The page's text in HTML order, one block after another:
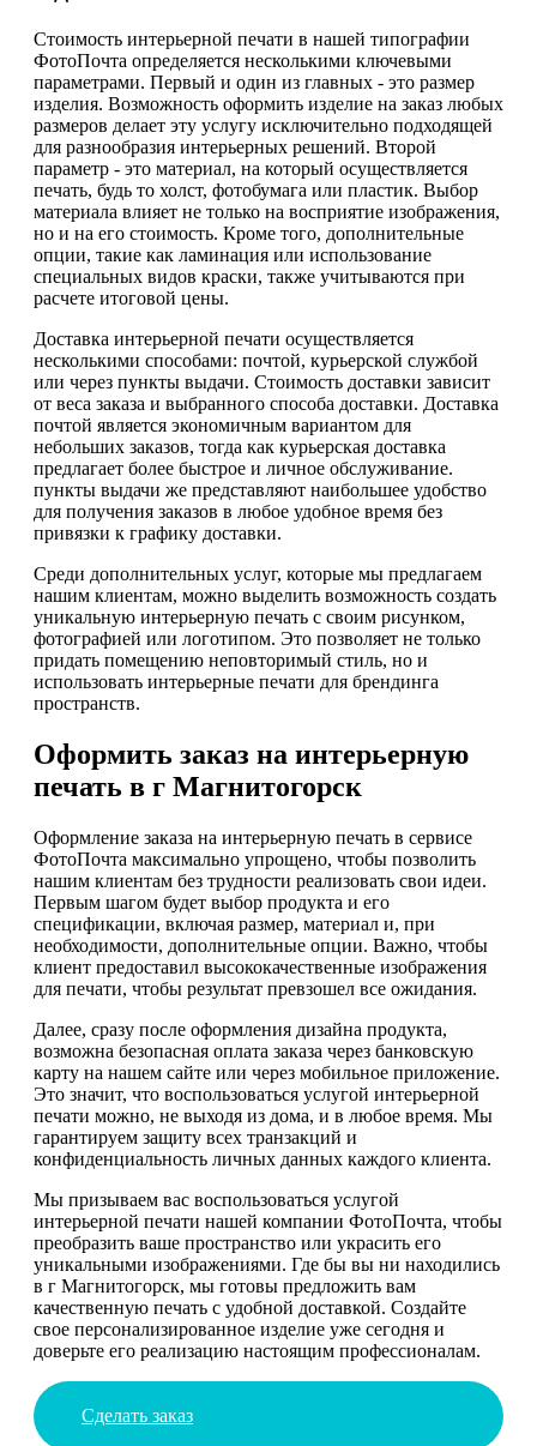
Стоимость интерьерной печати в нашей типографии
ФотоПочта определяется несколькими ключевыми
параметрами. Первый и один из главных - это размер
изделия. Возможность оформить изделие на заказ любых
размеров делает эту услугу исключительно подходящей
для разнообразия интерьерных решений. Второй
параметр - это материал, на который осуществляется
печать, будь то холст, фотобумага или пластик. Выбор
материала влияет не только на восприятие изображения,
но и на его стоимость. Кроме того, дополнительные
опции, такие как ламинация или использование
специальных видов краски, также учитываются при
расчете итоговой цены.
Доставка интерьерной печати осуществляется
несколькими способами: почтой, курьерской службой
или через пункты выдачи. Стоимость доставки зависит
от веса заказа и выбранного способа доставки. Доставка
почтой является экономичным вариантом для
небольших заказов, тогда как курьерская доставка
предлагает более быстрое и личное обслуживание.
пункты выдачи же представляют наибольшее удобство
для получения заказов в любое удобное время без
привязки к графику доставки.
Среди дополнительных услуг, которые мы предлагаем
нашим клиентам, можно выделить возможность создать
уникальную интерьерную печать с своим рисунком,
фотографией или логотипом. Это позволяет не только
придать помещению неповторимый стиль, но и
использовать интерьерные печати для брендинга
пространств.
Оформить заказ на интерьерную
печать в г Магнитогорск
Оформление заказа на интерьерную печать в сервисе
ФотоПочта максимально упрощено, чтобы позволить
нашим клиентам без трудности реализовать свои идеи.
Первым шагом будет выбор продукта и его
спецификации, включая размер, материал и, при
необходимости, дополнительные опции. Важно, чтобы
клиент предоставил высококачественные изображения
для печати, чтобы результат превзошел все ожидания.
Далее, сразу после оформления дизайна продукта,
возможна безопасная оплата заказа через банковскую
карту на нашем сайте или через мобильное приложение.
Это значит, что воспользоваться услугой интерьерной
печати можно, не выходя из дома, и в любое время. Мы
гарантируем защиту всех транзакций и
конфиденциальность личных данных каждого клиента.
Мы призываем вас воспользоваться услугой
интерьерной печати нашей компании ФотоПочта, чтобы
преобразить ваше пространство или украсить его
уникальными изображениями. Где бы вы ни находились
в г Магнитогорск, мы готовы предложить вам
качественную печать с удобной доставкой. Создайте
свое персонализированное изделие уже сегодня и
доверьте его реализацию настоящим профессионалам.
Сделать заказ